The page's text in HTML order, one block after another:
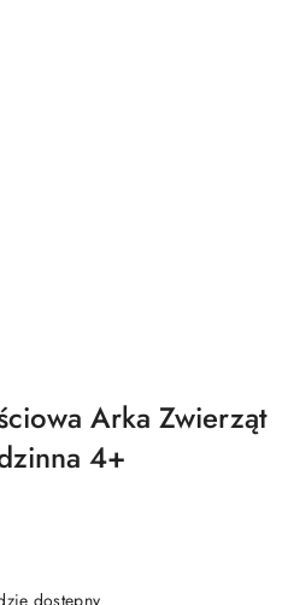
Arka Zwierząt
4+
dostępny